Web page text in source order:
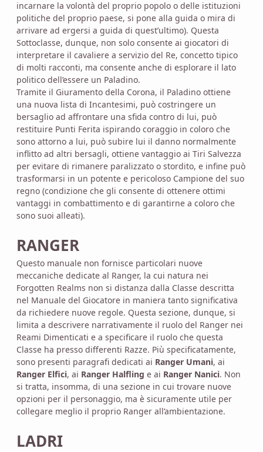
incarnare la volontà del proprio popolo o delle istituzioni
politiche del proprio paese, si pone alla guida o mira di
arrivare ad ergersi a guida di quest’ultimo). Questa
Sottoclasse, dunque, non solo consente ai giocatori di
interpretare il cavaliere a servizio del Re, concetto tipico
di molti racconti, ma consente anche di esplorare il lato
politico dell’essere un Paladino.
Tramite il Giuramento della Corona, il Paladino ottiene
una nuova lista di Incantesimi, può costringere un
bersaglio ad affrontare una sfida contro di lui, può
restituire Punti Ferita ispirando coraggio in coloro che
sono attorno a lui, può subire lui il danno normalmente
inflitto ad altri bersagli, ottiene vantaggio ai Tiri Salvezza
per evitare di rimanere paralizzato o stordito, e infine può
trasformarsi in un potente e pericoloso Campione del suo
regno (condizione che gli consente di ottenere ottimi
vantaggi in combattimento e di garantirne a coloro che
sono suoi alleati).
RANGER
Questo manuale non fornisce particolari nuove
meccaniche dedicate al Ranger, la cui natura nei
Forgotten Realms non si distanza dalla Classe descritta
nel Manuale del Giocatore in maniera tanto significativa
da richiedere nuove regole. Questa sezione, dunque, si
limita a descrivere narrativamente il ruolo del Ranger nei
Reami Dimenticati e a specificare il ruolo che questa
Classe ha presso differenti Razze. Più specificatamente,
sono presenti paragrafi dedicati ai Ranger Umani, ai
Ranger Elfici, ai Ranger Halfling e ai Ranger Nanici. Non
si tratta, insomma, di una sezione in cui trovare nuove
opzioni per il personaggio, ma è sicuramente utile per
collegare meglio il proprio Ranger all’ambientazione.
LADRI